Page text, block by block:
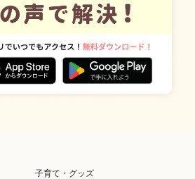
子育て・グッズ